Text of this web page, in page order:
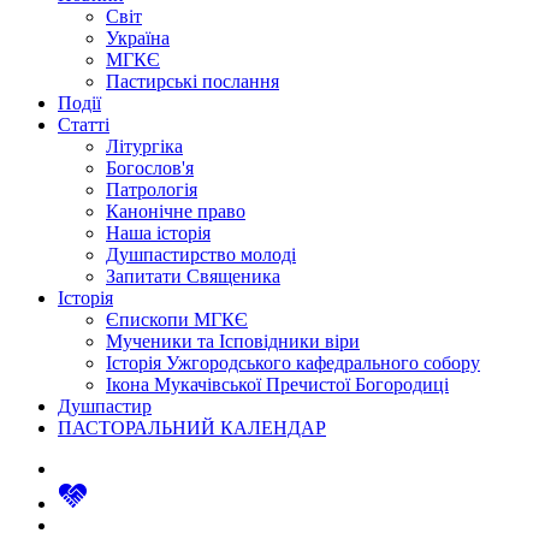
Світ
Україна
МГКЄ
Пастирські послання
Події
Статті
Літургіка
Богослов'я
Патрологія
Канонічне право
Наша історія
Душпастирство молоді
Запитати Священика
Історія
Єпископи МГКЄ
Мученики та Ісповідники віри
Історія Ужгородського кафедрального собору
Ікона Мукачівської Пречистої Богородиці
Душпастир
ПАСТОРАЛЬНИЙ КАЛЕНДАР